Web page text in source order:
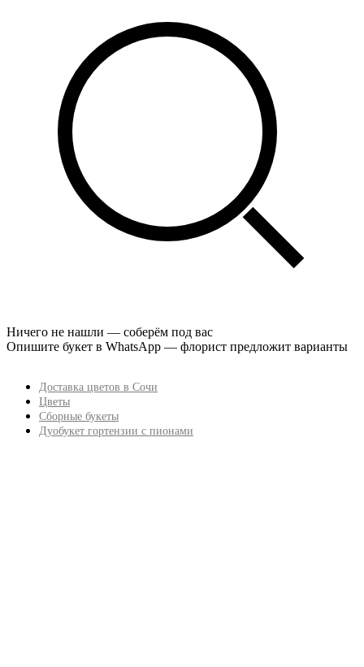
Ничего не нашли — соберём под вас
Опишите букет в WhatsApp — флорист предложит варианты
Доставка цветов в Сочи
Цветы
Сборные букеты
Дуобукет гортензии с пионами